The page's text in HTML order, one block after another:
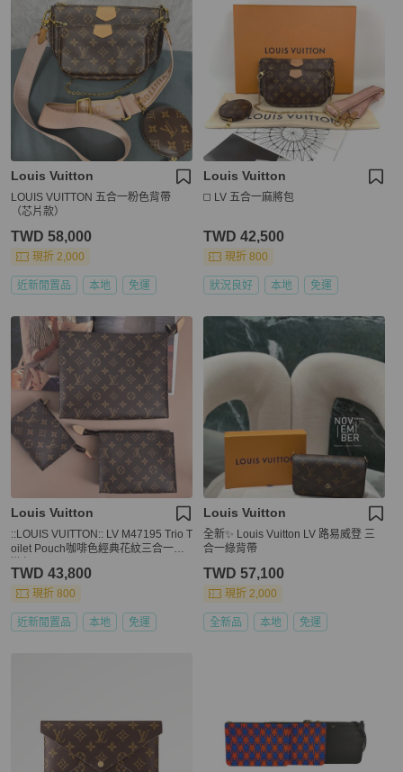
Louis Vuitton
LOUIS VUITTON 五合一粉色背帶
（芯片款）
TWD 58,000
現折 2,000
近新閒置品 本地 免運
Louis Vuitton
◻️ LV 五合一麻將包
TWD 42,500
現折 800
狀況良好 本地 免運
Louis Vuitton
::LOUIS VUITTON:: LV M47195 Trio T
oilet Pouch咖啡色經典花紋三合一洗
TWD 43,800
現折 800
近新閒置品 本地 免運
Louis Vuitton
全新✨ Louis Vuitton LV 路易威登 三
合一綠背帶
TWD 57,100
現折 2,000
全新品 本地 免運